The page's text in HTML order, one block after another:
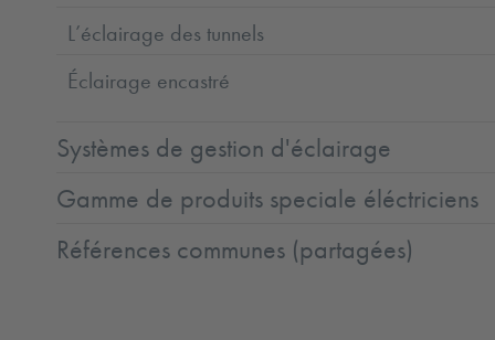
L’éclairage des tunnels
Éclairage encastré
Systèmes de gestion d'éclairage
Gamme de produits speciale éléctriciens
Références communes (partagées)